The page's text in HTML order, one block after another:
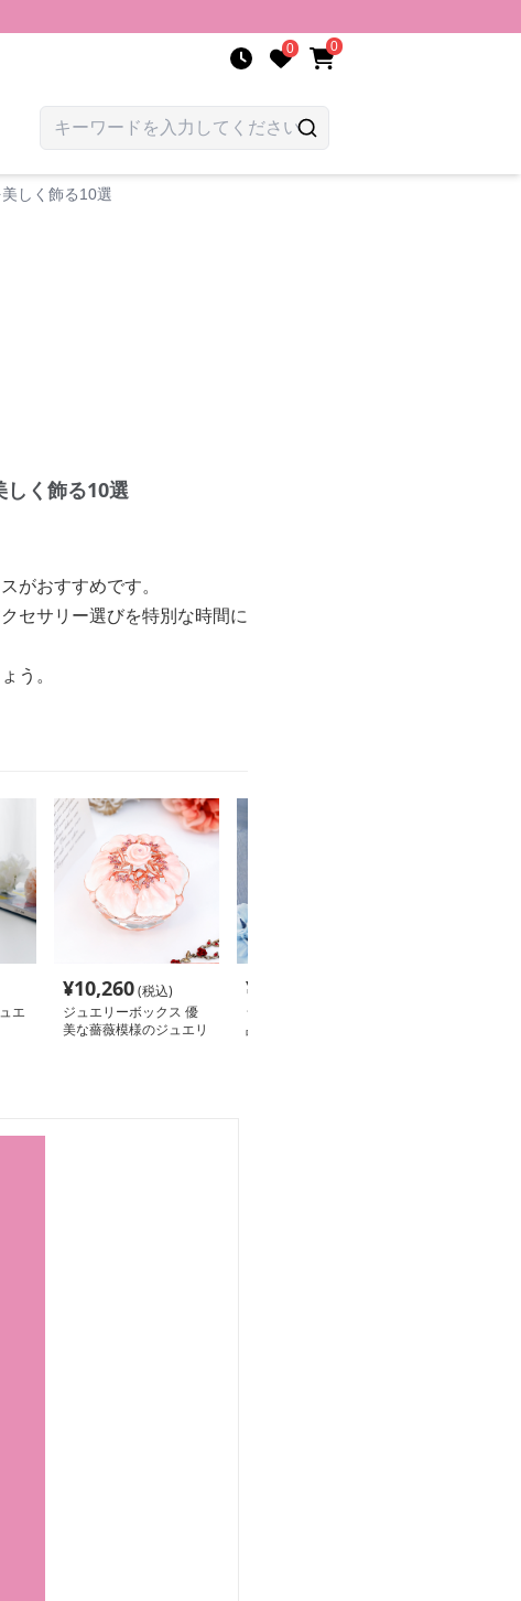
0 0
しく飾る10選
しく飾る10選
がおすすめです。
セサリー選びを特別な時間に
う。
エ
¥10,260(税込)
ジュエリーボックス 優
美な薔薇模様のジュエリ
¥
ジュエリーボックス 上
品な花柄レース調ジュエ